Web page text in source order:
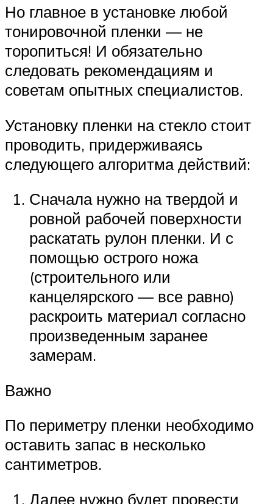
Но главное в установке любой
тонировочной пленки — не
торопиться! И обязательно
следовать рекомендациям и
советам опытных специалистов.
Установку пленки на стекло стоит
проводить, придерживаясь
следующего алгоритма действий:
Сначала нужно на твердой и
ровной рабочей поверхности
раскатать рулон пленки. И с
помощью острого ножа
(строительного или
канцелярского — все равно)
раскроить материал согласно
произведенным заранее
замерам.
Важно
По периметру пленки необходимо
оставить запас в несколько
сантиметров.
Далее нужно будет провести